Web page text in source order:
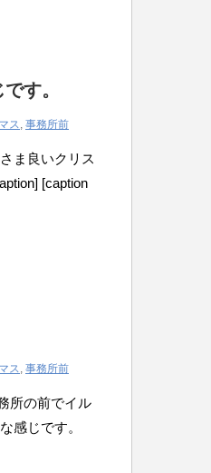
す。
ス, 事務所前
ま良いクリス
[caption
ス, 事務所前
所の前でイル
感じです。